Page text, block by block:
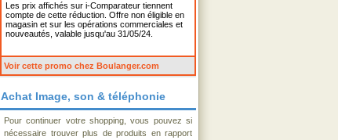
Les prix affichés sur i-Comparateur tiennent
compte de cette réduction. Offre non éligible en
magasin et sur les opérations commerciales et
nouveautés, valable jusqu'au 31/05/24.
Voir cette promo chez Boulanger.com
Achat Image, son & téléphonie
Pour continuer votre shopping, vous pouvez si
nécessaire trouver plus de produits en rapport